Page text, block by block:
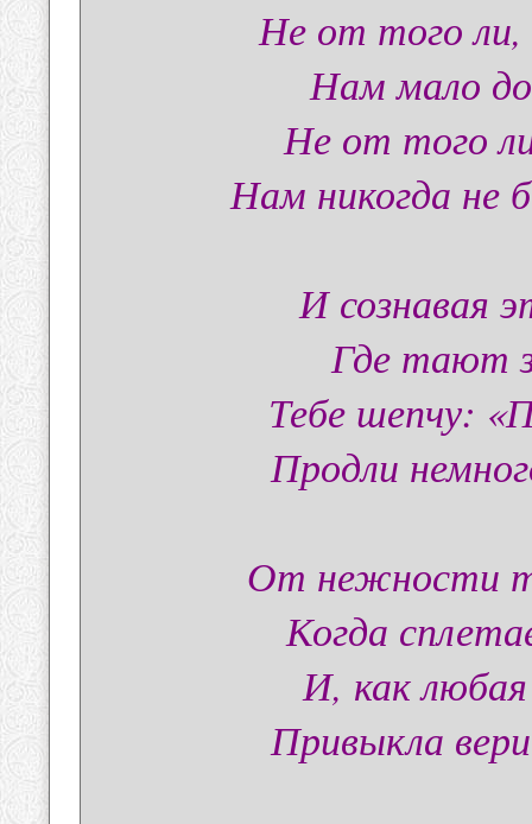
Не от того ли,
Нам мало
Не от того
Нам никогда не
И сознавая
Где тают
Тебе шепчу:
Продли
От нежности
Когда
И, как
Привыкла